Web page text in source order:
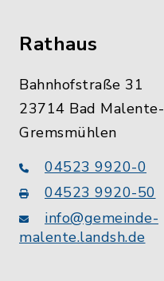
Rathaus
Bahnhofstraße 31
23714 Bad Malente-
Gremsmühlen
04523 9920-0
04523 9920-50
info@gemeinde-
malente.landsh.de